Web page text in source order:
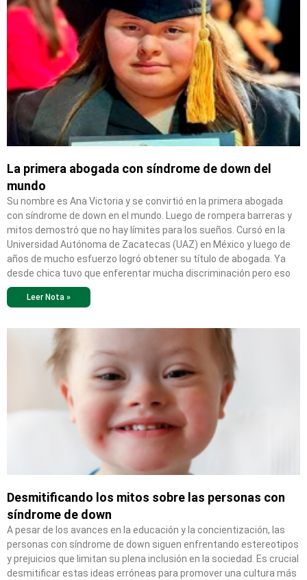
La primera abogada con síndrome de down del
mundo
Su nombre es Ana Victoria y se convirtió en la primera abogada
con síndrome de down en el mundo. Luego de rompera barreras y
mitos demostró que no hay límites para los sueños. Cursó en la
Universidad Autónoma de Zacatecas (UAZ) en México y luego de
años de mucho esfuerzo logró obtener su título de abogada. Ya
desde chica tuvo que enferentar mucha discriminación pero eso
Leer Nota »
Desmitificando los mitos sobre las personas con
síndrome de down
A pesar de los avances en la educación y la concientización, las
personas con síndrome de down siguen enfrentando estereotipos
y prejuicios que limitan su plena inclusión en la sociedad. Es crucial
desmitificar estas ideas erróneas para promover una cultura más